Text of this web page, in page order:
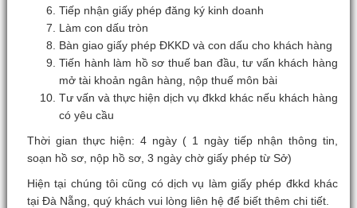
Tiếp nhận giấy phép đăng ký kinh doanh
Làm con dấu tròn
Bàn giao giấy phép ĐKKD và con dấu cho khách hàng
Tiến hành làm hồ sơ thuế ban đầu, tư vấn khách hàng
mở tài khoản ngân hàng, nộp thuế môn bài
Tư vấn và thực hiện dịch vụ đkkd khác nếu khách hàng
có yêu cầu
Thời gian thực hiện: 4 ngày ( 1 ngày tiếp nhận thông tin,
soạn hồ sơ, nộp hồ sơ, 3 ngày chờ giấy phép từ Sở)
Hiện tại chúng tôi cũng có dịch vụ làm giấy phép đkkd khác
tại Đà Nẵng, quý khách vui lòng liên hệ để biết thêm chi tiết.